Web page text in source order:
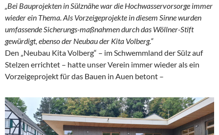
„Bei Bauprojekten in Sülznähe war die Hochwasservorsorge immer
wieder ein Thema. Als Vorzeigeprojekte in diesem Sinne wurden
umfassende Sicherungs-maßnahmen durch das Wöllner-Stift
gewürdigt, ebenso der Neubau der Kita Volberg.“
Den „Neubau Kita Volberg“ – im Schwemmland der Sülz auf
Stelzen errichtet – hatte unser Verein immer wieder als ein
Vorzeigeprojekt für das Bauen in Auen betont –